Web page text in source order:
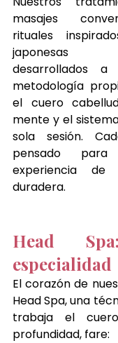
masajes
rituales
japonesas
desarrollados
metodología
el cuero
mente y el
sola sesión.
pensado
experiencia
duradera.
Head
especialidad
El corazón de
Head Spa, una
trabaja el
profundidad, fare: